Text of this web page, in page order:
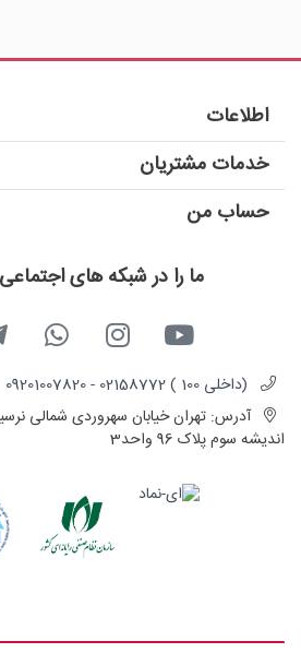
ما را در شبکه های
(داخلی 100 ) 02158772 - 09201007820
آدرس: تهران خیابان سهروردی شمالی
اندیشه سوم پلاک 96 واحد3
اطلاعات
خدمات مشتریان
حساب من